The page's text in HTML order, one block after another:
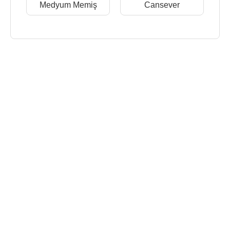
Medyum Memiş Cansever